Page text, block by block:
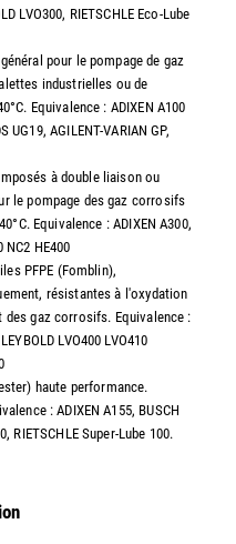
LVO300, RIETSCHLE Eco-Lube
pour le pompage de gaz
industrielles ou de
Equivalence : ADIXEN A100
UG19, AGILENT-VARIAN GP,
à double liaison ou
le pompage des gaz corrosifs
Equivalence : ADIXEN A300,
NC2 HE400
PFPE (Fomblin),
résistantes à l'oxydation
des gaz corrosifs. Equivalence :
LVO400 LVO410
haute performance.
: ADIXEN A155, BUSCH
RIETSCHLE Super-Lube 100.